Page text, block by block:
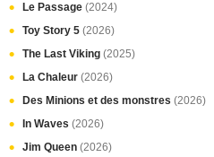
Le Passage (2024)
Toy Story 5 (2026)
The Last Viking (2025)
La Chaleur (2026)
Des Minions et des monstres (2026)
In Waves (2026)
Jim Queen (2026)